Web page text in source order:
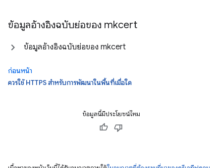
ข้อมูลอ้างอิงฉบับย่อของ mkcert
ข้อมูลอ้างอิงฉบับย่อของ mkcert
ก่อนหน้า
ควรใช้ HTTPS สำหรับการพัฒนาในพื้นที่เมื่อใด
ข้อมูลนี้มีประโยชน์ไหม